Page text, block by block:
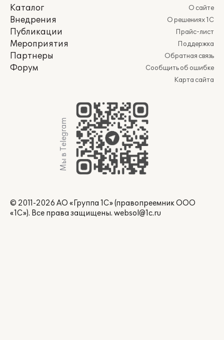
Каталог
Внедрения
Публикации
Мероприятия
Партнеры
Форум
О сайте
О решениях 1С
Прайс-лист
Поддержка
Обратная связь
Сообщить об ошибке
Карта сайта
Мы в Telegram
© 2011-2026 АО «Группа 1С» (правопреемник ООО
«1С»). Все права защищены. websol@1c.ru